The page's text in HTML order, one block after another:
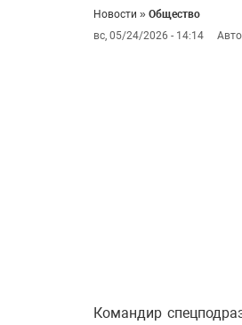
Новости » Общество
вс, 05/24/2026 - 14:14
Командир